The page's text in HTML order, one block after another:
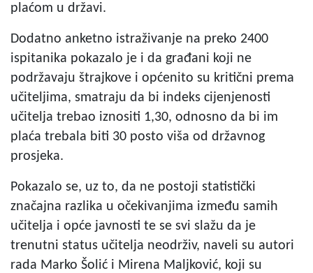
plaćom u državi.
Dodatno anketno istraživanje na preko 2400
ispitanika pokazalo je i da građani koji ne
podržavaju štrajkove i općenito su kritični prema
učiteljima, smatraju da bi indeks cijenjenosti
učitelja trebao iznositi 1,30, odnosno da bi im
plaća trebala biti 30 posto viša od državnog
prosjeka.
Pokazalo se, uz to, da ne postoji statistički
značajna razlika u očekivanjima između samih
učitelja i opće javnosti te se svi slažu da je
trenutni status učitelja neodrživ, naveli su autori
rada Marko Šolić i Mirena Maljković, koji su